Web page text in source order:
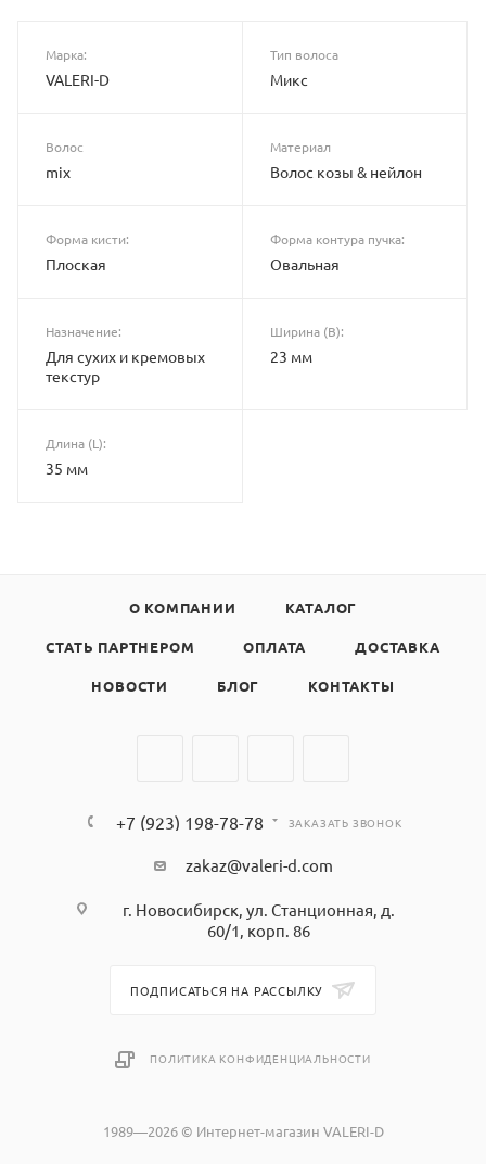
Марка:
VALERI-D
Тип волоса
Микс
Волос
mix
Материал
Волос козы & нейлон
Форма кисти:
Плоская
Форма контура пучка:
Овальная
Назначение:
Для сухих и кремовых
текстур
Ширина (B):
23 мм
Длина (L):
35 мм
О КОМПАНИИ КАТАЛОГ
СТАТЬ ПАРТНЕРОМ ОПЛАТА ДОСТАВКА
НОВОСТИ БЛОГ КОНТАКТЫ
+7 (923) 198-78-78 ЗАКАЗАТЬ ЗВОНОК
zakaz@valeri-d.com
г. Новосибирск, ул. Станционная, д.
60/1, корп. 86
ПОДПИСАТЬСЯ НА РАССЫЛКУ
ПОЛИТИКА КОНФИДЕНЦИАЛЬНОСТИ
1989—2026 © Интернет-магазин VALERI-D